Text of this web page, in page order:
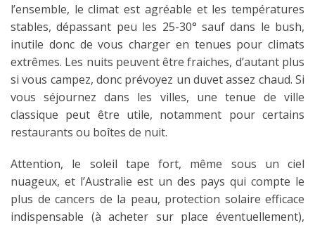
l’ensemble, le climat est agréable et les températures
stables, dépassant peu les 25-30° sauf dans le bush,
inutile donc de vous charger en tenues pour climats
extrêmes. Les nuits peuvent être fraiches, d’autant plus
si vous campez, donc prévoyez un duvet assez chaud. Si
vous séjournez dans les villes, une tenue de ville
classique peut être utile, notamment pour certains
restaurants ou boîtes de nuit.
Attention, le soleil tape fort, même sous un ciel
nuageux, et l’Australie est un des pays qui compte le
plus de cancers de la peau, protection solaire efficace
indispensable (à acheter sur place éventuellement),